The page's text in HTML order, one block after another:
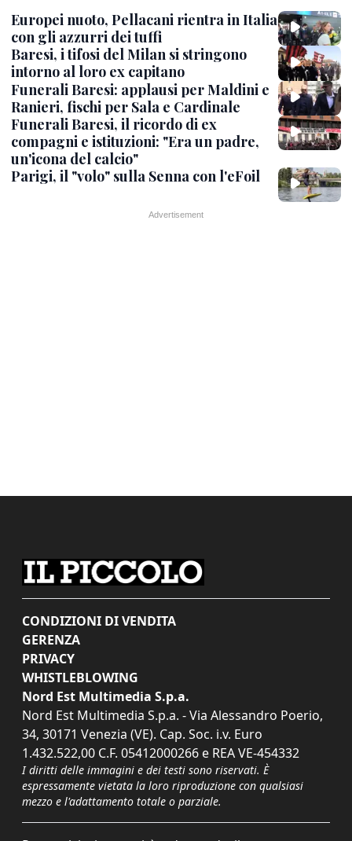
Europei nuoto, Pellacani rientra in Italia
con gli azzurri dei tuffi
Baresi, i tifosi del Milan si stringono
intorno al loro ex capitano
Funerali Baresi: applausi per Maldini e
Ranieri, fischi per Sala e Cardinale
Funerali Baresi, il ricordo di ex
compagni e istituzioni: "Era un padre,
un'icona del calcio"
Parigi, il "volo" sulla Senna con l'eFoil
CONDIZIONI DI VENDITA
GERENZA
PRIVACY
WHISTLEBLOWING
Nord Est Multimedia S.p.a.
Nord Est Multimedia S.p.a. - Via Alessandro Poerio,
34, 30171 Venezia (VE). Cap. Soc. i.v. Euro
1.432.522,00 C.F. 05412000266 e REA VE-454332
I diritti delle immagini e dei testi sono riservati. È
espressamente vietata la loro riproduzione con qualsiasi
mezzo e l'adattamento totale o parziale.